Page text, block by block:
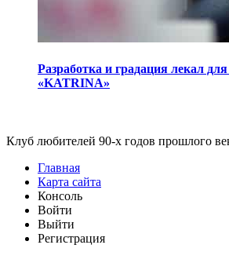
Разработка и градация лекал
«KATRINA»
Клуб любителей 90-х годов прошлого
Главная
Карта сайта
Консоль
Войти
Выйти
Регистрация